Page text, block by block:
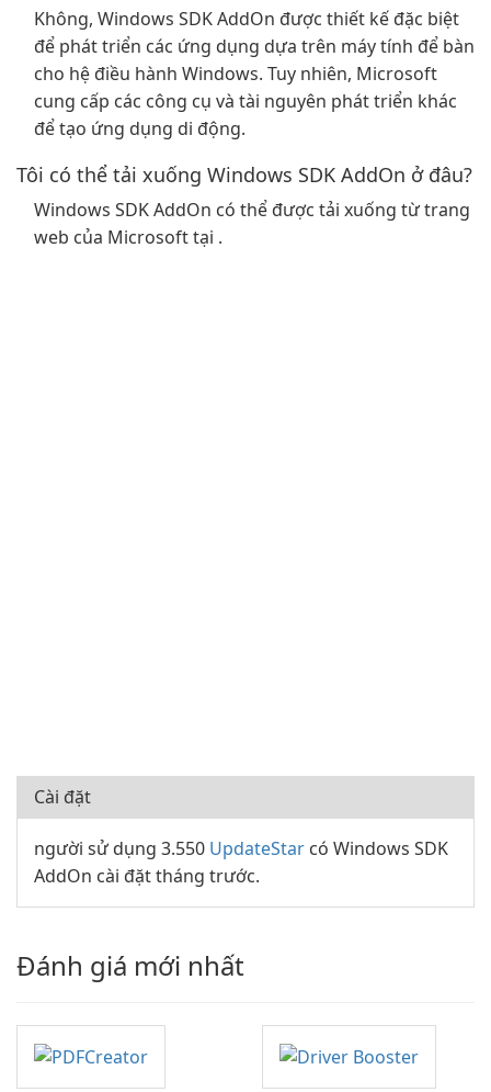
Không, Windows SDK AddOn được thiết kế đặc biệt
để phát triển các ứng dụng dựa trên máy tính để bàn
cho hệ điều hành Windows. Tuy nhiên, Microsoft
cung cấp các công cụ và tài nguyên phát triển khác
để tạo ứng dụng di động.
Tôi có thể tải xuống Windows SDK AddOn ở đâu?
Windows SDK AddOn có thể được tải xuống từ trang
web của Microsoft tại .
Cài đặt
người sử dụng 3.550 UpdateStar có Windows SDK
AddOn cài đặt tháng trước.
Đánh giá mới nhất